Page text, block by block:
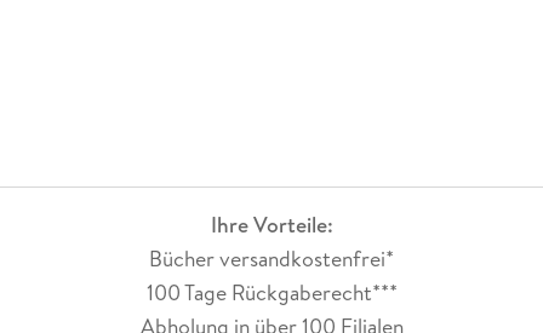
Ihre Vorteile:
Bücher versandkostenfrei*
100 Tage Rückgaberecht***
Abholung in über 100 Filialen